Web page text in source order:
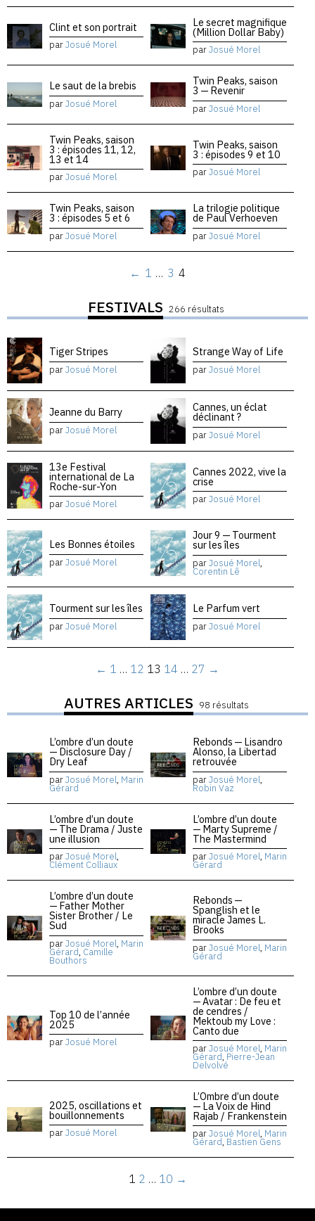
Clint et son portrait
parJosué Morel
Le secret magnifique
(Million Dollar Baby)
parJosué Morel
Le saut de la brebis
parJosué Morel
Twin Peaks, saison
3 — Revenir
parJosué Morel
Twin Peaks, saison
3 : épisodes 11, 12,
13 et 14
parJosué Morel
Twin Peaks, saison
3 : épisodes 9 et 10
parJosué Morel
Twin Peaks, saison
3 : épisodes 5 et 6
parJosué Morel
La trilogie politique
de Paul Verhoeven
parJosué Morel
← 1 … 3 4
FESTIVALS 266 résultats
Tiger Stripes
parJosué Morel
Strange Way of Life
parJosué Morel
Jeanne du Barry
parJosué Morel
Cannes, un éclat
déclinant ?
parJosué Morel
13e Festival
international de La
Roche-sur-Yon
parJosué Morel
Cannes 2022, vive la
crise
parJosué Morel
Les Bonnes étoiles
parJosué Morel
Jour 9 — Tourment
sur les îles
parJosué Morel,
Corentin Lê
Tourment sur les îles
parJosué Morel
Le Parfum vert
parJosué Morel
← 1 … 12 13 14 … 27 →
AUTRES ARTICLES 98 résultats
L’ombre d’un doute
— Disclosure Day /
Dry Leaf
parJosué Morel, Marin
Gérard
Rebonds — Lisandro
Alonso, la Libertad
retrouvée
parJosué Morel,
Robin Vaz
L’ombre d’un doute
— The Drama / Juste
une illusion
parJosué Morel,
Clément Colliaux
L’ombre d’un doute
— Marty Supreme /
The Mastermind
parJosué Morel, Marin
Gérard
L’ombre d’un doute
— Father Mother
Sister Brother / Le
Sud
parJosué Morel, Marin
Gérard, Camille
Bouthors
Rebonds —
Spanglish et le
miracle James L.
Brooks
parJosué Morel, Marin
Gérard
Top 10 de l’année
2025
parJosué Morel
L’ombre d’un doute
— Avatar : De feu et
de cendres /
Mektoub my Love :
Canto due
parJosué Morel, Marin
Gérard, Pierre-Jean
Delvolvé
2025, oscillations et
bouillonnements
parJosué Morel
L’Ombre d’un doute
— La Voix de Hind
Rajab / Frankenstein
parJosué Morel, Marin
Gérard, Bastien Gens
1 2 … 10 →